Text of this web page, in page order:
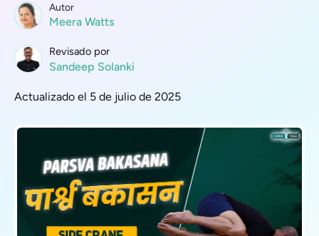
Autor
Meera Watts
Revisado por
Sandeep Solanki
Actualizado el 5 de julio de 2025